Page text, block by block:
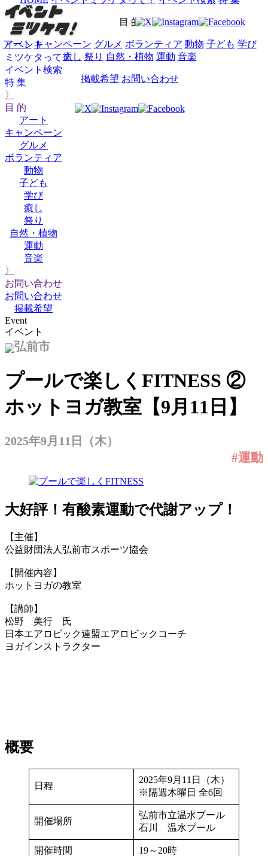
イベント
ミツケタって？
イベント検索
特 集
〉
目 的
アート
キャンペーン
グルメ
ボランティア
動物
子ども
学び
癒し
祭り
自然・植物
運動
音楽
〉
お問い合わせ
お問い合わせ
掲載希望
目 的
アート キャンペーン グルメ ボランティア 動物 子ども 学び
癒し 祭り 自然・植物 運動 音楽
掲載希望 お問い合わせ
Event
イベント
弘前市
プールで楽しくFITNESS ②
ホットヨガ教室【9月11日】
2025年9月11日（木）
#運動
大好評！有酸素運動で代謝アップ！
【主催】
公益財団法人弘前市スポーツ協会
【開催内容】
ホットヨガの教室
【講師】
松野 美行 氏
日本エアロビック連盟エアロビックコーチ
ヨガインストラクター
概要
日程
2025年9月11日（木）
※隔週木曜日 全6回
開催場所
弘前市立温水プール
石川 温水プール
開催時間 19～20時